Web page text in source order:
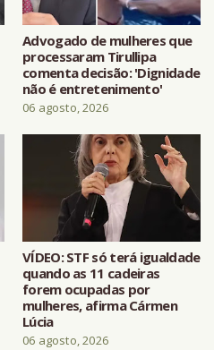
Advogado de mulheres que
processaram Tirullipa
comenta decisão: 'Dignidade
não é entretenimento'
06 agosto, 2026
VÍDEO: STF só terá igualdade
quando as 11 cadeiras
forem ocupadas por
mulheres, afirma Cármen
Lúcia
06 agosto, 2026